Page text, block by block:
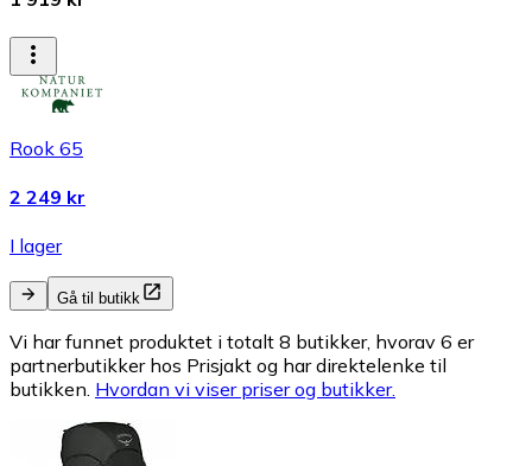
Rook 65
2 249 kr
I lager
Gå til butikk
Vi har funnet produktet i totalt 8 butikker, hvorav 6 er
partnerbutikker hos Prisjakt og har direktelenke til
butikken. Hvordan vi viser priser og butikker.